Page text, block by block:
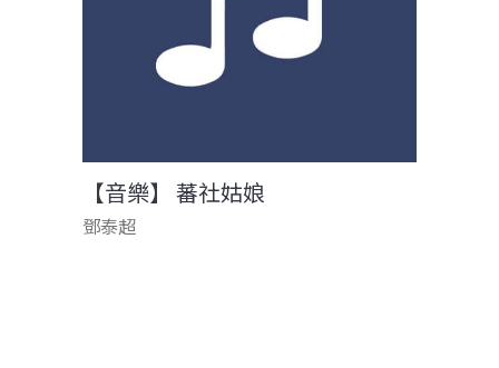
【音樂】 蕃社姑娘
鄧泰超